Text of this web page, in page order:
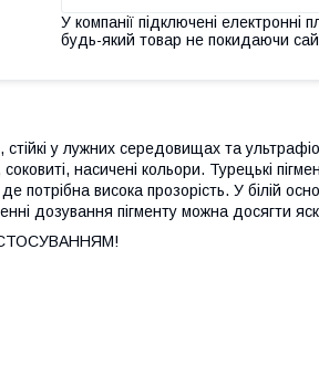
У компанії підключені електронні
будь-який товар не покидаючи
стійкі у лужних середовищах та
насичені кольори. Турецькі
висока прозорість. У білій
дозування пігменту можна досягти